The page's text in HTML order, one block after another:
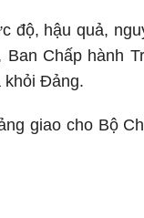
độ, hậu quả,
Chấp hành
khỏi Đảng.
giao cho Bộ